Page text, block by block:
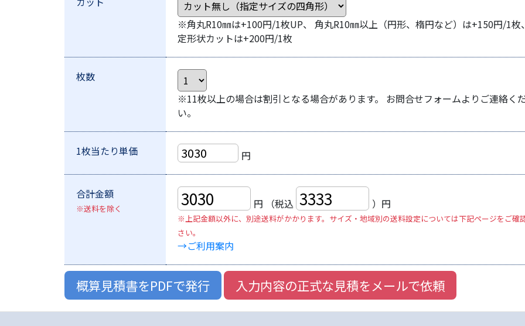
※角丸R10㎜は+100円/1枚UP、 角丸R10㎜以上（円形、楕円など）は+150円/1枚
定形状カットは+200円/1枚
枚数
※11枚以上の場合は割引となる場合があります。 お問合せフォームよりご連絡く
い。
1枚当たり単価 円
合計金額
※送料を除く 円 （税込 ）円
※上記金額以外に、別途送料がかかります。サイズ・地域別の送料設定については下記ページをご確
さい。
→ご利用案内